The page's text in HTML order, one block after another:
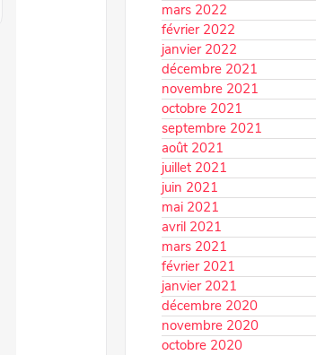
mars 2022
février 2022
janvier 2022
décembre 2021
novembre 2021
octobre 2021
septembre 2021
août 2021
juillet 2021
juin 2021
mai 2021
avril 2021
mars 2021
février 2021
janvier 2021
décembre 2020
novembre 2020
octobre 2020